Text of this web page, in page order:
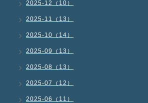
2025-12（10）
2025-11（13）
2025-10（14）
2025-09（13）
2025-08（13）
2025-07（12）
2025-06（11）